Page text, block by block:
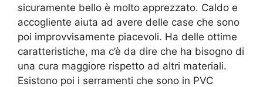
sicuramente bello è molto apprezzato. Caldo e
accogliente aiuta ad avere delle case che sono
poi improvvisamente piacevoli. Ha delle ottime
caratteristiche, ma c’è da dire che ha bisogno di
una cura maggiore rispetto ad altri materiali.
Esistono poi i serramenti che sono in PVC